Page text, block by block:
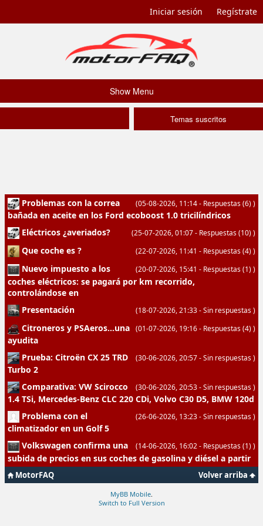
Iniciar sesión Regístrate
Show Menu
Temas suscritos
(05-08-2026, 11:14- Respuestas(6))
Problemas con la correa
bañada en aceite en los Ford ecoboost 1.0 tricilíndricos
(25-07-2026, 01:07- Respuestas(10))
Eléctricos ¿averiados?
(22-07-2026, 11:41 - Respuestas(4))
Que coche es ?
(20-07-2026, 15:41 - Respuestas(1))
Nuevo impuesto a los
coches eléctricos: se pagará por km recorrido,
controlándose en
(18-07-2026, 21:33- Sin respuestas)
Presentación
(01-07-2026, 19:16- Respuestas(4))
Citroneros y PSAeros...una
ayudita
(30-06-2026, 20:57- Sin respuestas)
Prueba: Citroën CX 25 TRD
Turbo 2
(30-06-2026, 20:53- Sin respuestas)
Comparativa: VW Scirocco
1.4 TSi, Mercedes-Benz CLC 220 CDi, Volvo C30 D5, BMW 120d
(26-06-2026, 13:23- Sin respuestas)
Problema con el
climatizador en un Golf 5
(14-06-2026, 16:02- Respuestas(1))
Volkswagen confirma una
subida de precios en sus coches de gasolina y diésel a partir
Volver arriba
MotorFAQ
MyBB Mobile
Switch to Full Version